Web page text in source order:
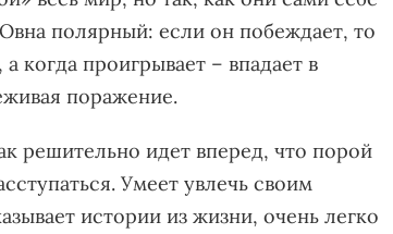
полярный: если он побеждает, то
проигрывает – впадает в
поражение.
решительно идет вперед, что порой
Умеет увлечь своим
истории из жизни, очень легко